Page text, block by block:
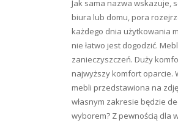
Jak sama nazwa wskazuje,
biura lub domu, pora
każdego dnia użytkowania
nie łatwo jest dogodzić.
zanieczyszczeń. Duży
najwyższy komfort oparcie.
mebli przedstawiona na
własnym zakresie będzie
wyborem? Z pewnością dla